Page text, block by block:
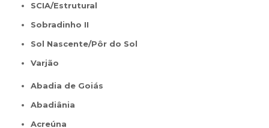
SCIA/Estrutural
Sobradinho II
Sol Nascente/Pôr do Sol
Varjão
Abadia de Goiás
Abadiânia
Acreúna